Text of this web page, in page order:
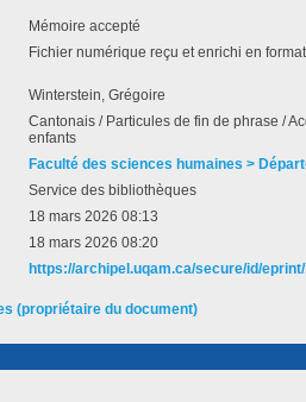
Mémoire accepté
Fichier numérique reçu et enrichi en
Winterstein, Grégoire
Cantonais / Particules de fin de phrase /
enfants
Faculté des sciences humaines >
Service des bibliothèques
18 mars 2026 08:13
18 mars 2026 08:20
https://archipel.uqam.ca/secure/id/
(propriétaire du document)